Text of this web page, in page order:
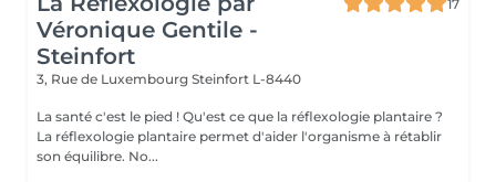
Véronique Gentile -
Steinfort
17
3, Rue de Luxembourg Steinfort L-8440
La santé c'est le pied ! Qu'est ce que la réflexologie plantaire ?
La réflexologie plantaire permet d'aider l'organisme à rétablir
son équilibre. No...